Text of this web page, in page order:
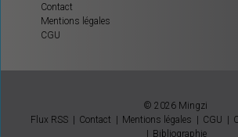
Contact
Mentions légales
CGU
© 2026 Mingzi
Flux RSS
Contact Mentions légales CGU
Bibliographie